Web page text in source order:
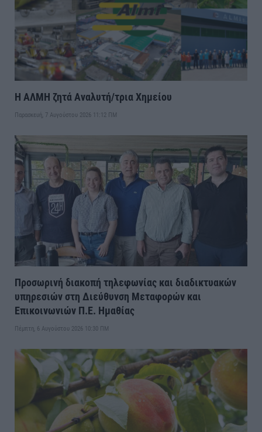
Η ΑΛΜΗ ζητά Αναλυτή/τρια Χημείου
Παρασκευή, 7 Αυγούστου 2026 11:12 ΠΜ
Προσωρινή διακοπή τηλεφωνίας και διαδικτυακών
υπηρεσιών στη Διεύθυνση Μεταφορών και
Επικοινωνιών Π.Ε. Ημαθίας
Πέμπτη, 6 Αυγούστου 2026 10:30 ΠΜ